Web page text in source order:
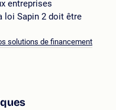
entreprises
loi Sapin 2 doit être
solutions de financement